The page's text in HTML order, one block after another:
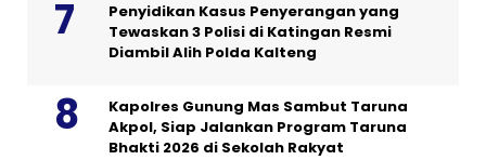
Penyidikan Kasus Penyerangan yang
Tewaskan 3 Polisi di Katingan Resmi
Diambil Alih Polda Kalteng
Kapolres Gunung Mas Sambut Taruna
Akpol, Siap Jalankan Program Taruna
Bhakti 2026 di Sekolah Rakyat